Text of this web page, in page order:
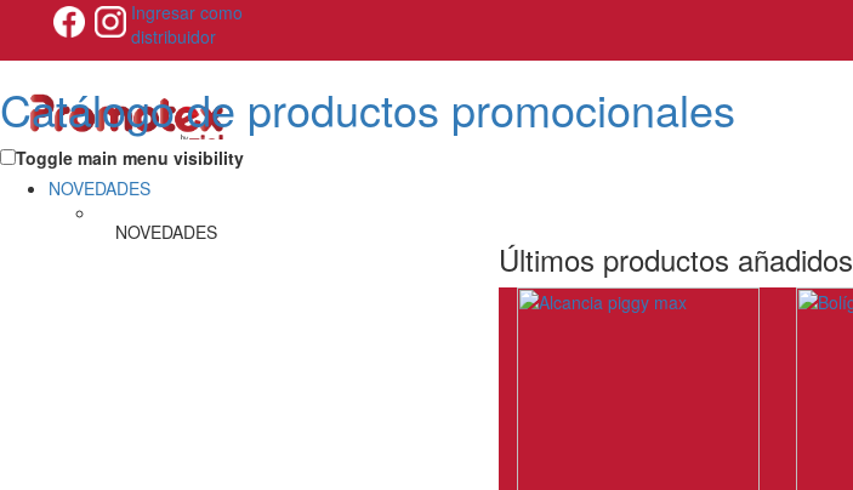
Ingresar como
distribuidor
Catálogo de productos promocionales
Toggle main menu visibility
NOVEDADES
NOVEDADES
Últimos productos añadidos